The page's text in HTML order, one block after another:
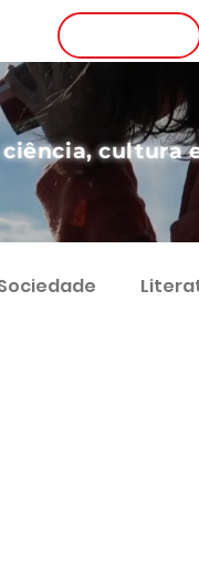
cultura